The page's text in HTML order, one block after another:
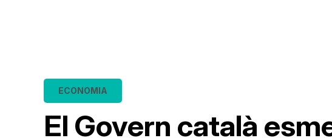
El Govern català
ECONOMIA